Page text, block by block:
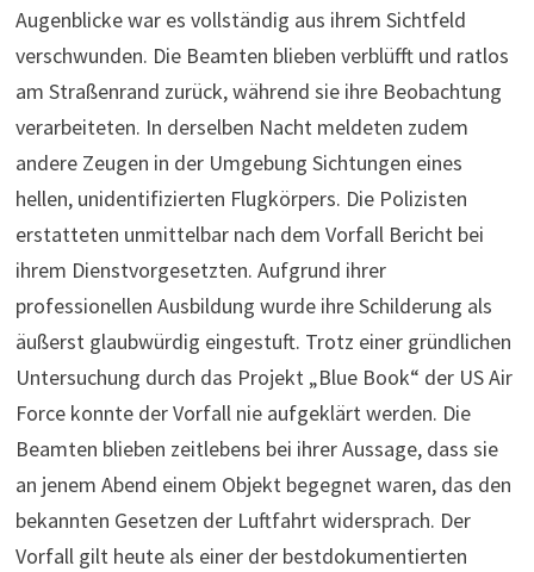
Augenblicke war es vollständig aus ihrem Sichtfeld
verschwunden. Die Beamten blieben verblüfft und ratlos
am Straßenrand zurück, während sie ihre Beobachtung
verarbeiteten. In derselben Nacht meldeten zudem
andere Zeugen in der Umgebung Sichtungen eines
hellen, unidentifizierten Flugkörpers. Die Polizisten
erstatteten unmittelbar nach dem Vorfall Bericht bei
ihrem Dienstvorgesetzten. Aufgrund ihrer
professionellen Ausbildung wurde ihre Schilderung als
äußerst glaubwürdig eingestuft. Trotz einer gründlichen
Untersuchung durch das Projekt „Blue Book“ der US Air
Force konnte der Vorfall nie aufgeklärt werden. Die
Beamten blieben zeitlebens bei ihrer Aussage, dass sie
an jenem Abend einem Objekt begegnet waren, das den
bekannten Gesetzen der Luftfahrt widersprach. Der
Vorfall gilt heute als einer der bestdokumentierten